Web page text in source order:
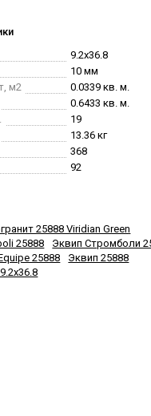
9.2x36.8
10 мм
м2
0.0339 кв. м.
0.6433 кв. м.
19
13.36 кг
368
92
25888 Viridian Green
25888
Эквип Стромболи
25888
Эквип 25888